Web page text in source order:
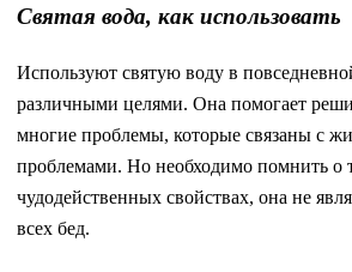
Святая вода, как использовать
Используют святую воду в
различными целями. Она помогает
многие проблемы, которые связаны с
проблемами. Но необходимо помнить о
чудодейственных свойствах, она не
всех бед.